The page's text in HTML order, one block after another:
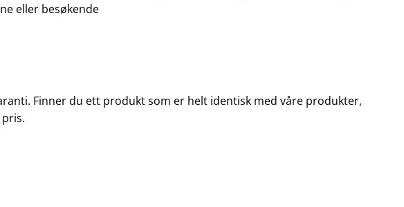
eller besøkende
Finner du ett produkt som er helt identisk med våre produkter,